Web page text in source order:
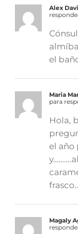
Alex
el
Maria
para
Hola,
el año
Magaly